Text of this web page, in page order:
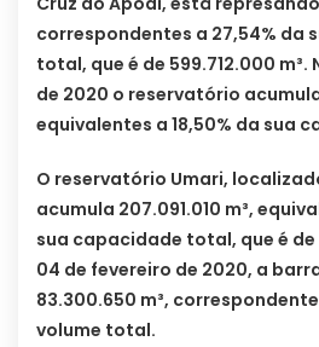
correspondentes a 27,54% da
total, que é de 599.712.000
de 2020 o reservatório
equivalentes a 18,50% da sua
O reservatório Umari,
acumula 207.091.010 m³,
sua capacidade total, que é de
04 de fevereiro de 2020, a
83.300.650 m³,
volume total.